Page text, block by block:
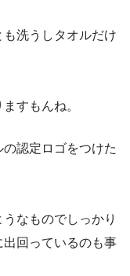
洗うしタオルだけ
すもんね。
認定ロゴをつけた
なものでしっかり
回っているのも事